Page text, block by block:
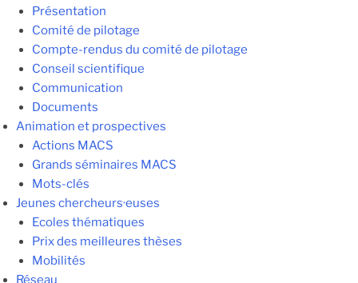
Présentation
Comité de pilotage
Compte-rendus du comité de pilotage
Conseil scientifique
Communication
Documents
Animation et prospectives
Actions MACS
Grands séminaires MACS
Mots-clés
Jeunes chercheurs·euses
Ecoles thématiques
Prix des meilleures thèses
Mobilités
Réseau